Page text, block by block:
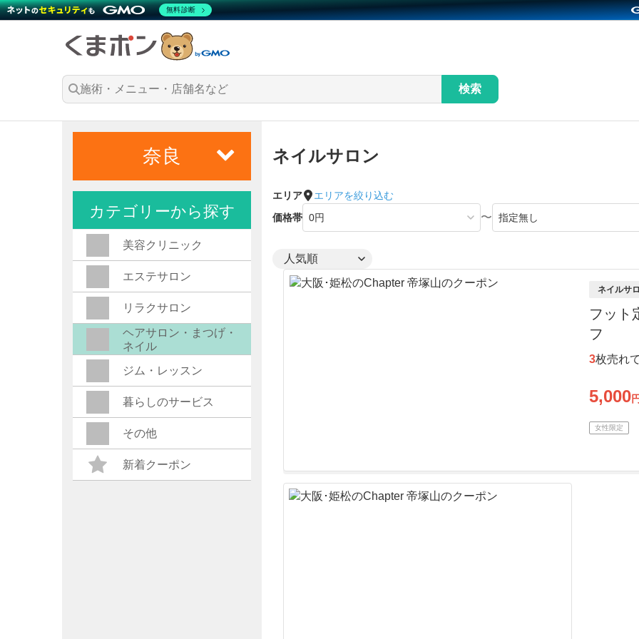
検索
ネイルサロン
エリア
エリアを絞り込む
価格帯
〜
ネイルサ
フット
フ
3枚売れ
5,000円
女性限定
奈良
カテゴリーから探す
美容クリニック
エステサロン
リラクサロン
ヘアサロン・まつげ・
ネイル
ジム・レッスン
暮らしのサービス
その他
新着クーポン
無料診断